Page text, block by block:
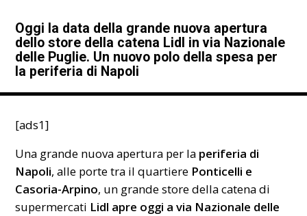
Oggi la data della grande nuova apertura
dello store della catena Lidl in via Nazionale
delle Puglie. Un nuovo polo della spesa per
la periferia di Napoli
[ads1]
Una grande nuova apertura per la periferia di
Napoli, alle porte tra il quartiere Ponticelli e
Casoria-Arpino, un grande store della catena di
supermercati Lidl apre oggi a via Nazionale delle